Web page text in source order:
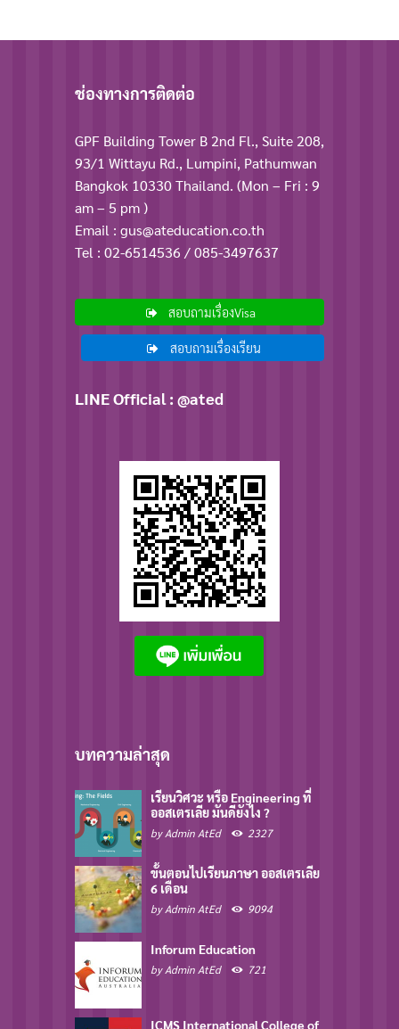
ช่องทางการติดต่อ
GPF Building Tower B 2nd Fl., Suite 208,
93/1 Wittayu Rd., Lumpini, Pathumwan
Bangkok 10330 Thailand. (Mon – Fri : 9
am – 5 pm )
Email : gus@ateducation.co.th
Tel : 02-6514536 / 085-3497637
สอบถามเรื่องVisa
สอบถามเรื่องเรียน
LINE Official : @ated
บทความล่าสุด
เรียนวิศวะ หรือ Engineering ที่
ออสเตรเลีย มันดียังไง ?
byAdmin AtEd 2327
ขั้นตอนไปเรียนภาษา ออสเตรเลีย
6 เดือน
byAdmin AtEd 9094
Inforum Education
byAdmin AtEd 721
ICMS International College of